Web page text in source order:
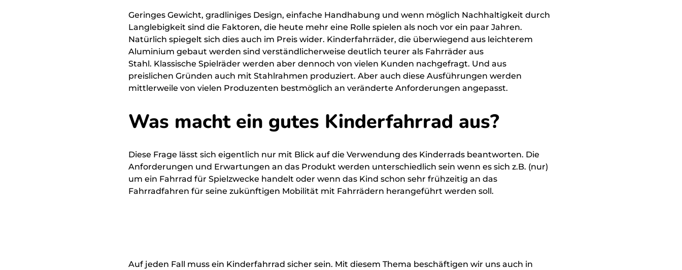
Geringes Gewicht, gradliniges Design, einfache Handhabung und wenn möglich Nachhaltigkeit durch
Langlebigkeit sind die Faktoren, die heute mehr eine Rolle spielen als noch vor ein paar Jahren.
Natürlich spiegelt sich dies auch im Preis wider. Kinderfahrräder, die überwiegend aus leichterem
Aluminium gebaut werden sind verständlicherweise deutlich teurer als Fahrräder aus
Stahl. Klassische Spielräder werden aber dennoch von vielen Kunden nachgefragt. Und aus
preislichen Gründen auch mit Stahlrahmen produziert. Aber auch diese Ausführungen werden
mittlerweile von vielen Produzenten bestmöglich an veränderte Anforderungen angepasst.
Was macht ein gutes Kinderfahrrad aus?
Diese Frage lässt sich eigentlich nur mit Blick auf die Verwendung des Kinderrads beantworten. Die
Anforderungen und Erwartungen an das Produkt werden unterschiedlich sein wenn es sich z.B. (nur)
um ein Fahrrad für Spielzwecke handelt oder wenn das Kind schon sehr frühzeitig an das
Fahrradfahren für seine zukünftigen Mobilität mit Fahrrädern herangeführt werden soll.
Auf jeden Fall muss ein Kinderfahrrad sicher sein. Mit diesem Thema beschäftigen wir uns auch in